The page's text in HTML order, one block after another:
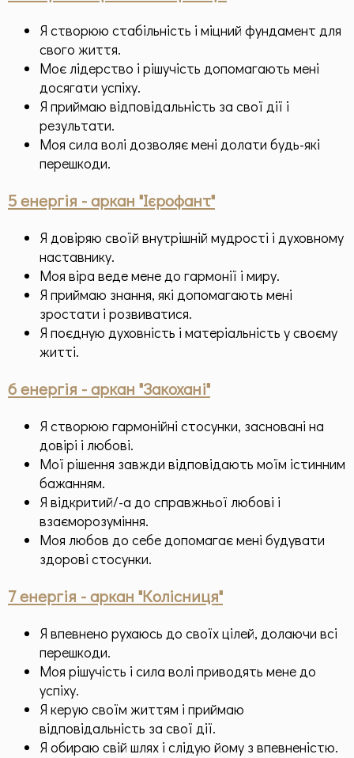
Я створюю стабільність і міцний фундамент для
свого життя.
Моє лідерство і рішучість допомагають мені
досягати успіху.
Я приймаю відповідальність за свої дії і
результати.
Моя сила волі дозволяє мені долати будь-які
перешкоди.
5 енергія - аркан "Ієрофант"
Я довіряю своїй внутрішній мудрості і духовному
наставнику.
Моя віра веде мене до гармонії і миру.
Я приймаю знання, які допомагають мені
зростати і розвиватися.
Я поєдную духовність і матеріальність у своєму
житті.
6 енергія - аркан "Закохані"
Я створюю гармонійні стосунки, засновані на
довірі і любові.
Мої рішення завжди відповідають моїм істинним
бажанням.
Я відкритий/-а до справжньої любові і
взаєморозуміння.
Моя любов до себе допомагає мені будувати
здорові стосунки.
7 енергія - аркан "Колісниця"
Я впевнено рухаюсь до своїх цілей, долаючи всі
перешкоди.
Моя рішучість і сила волі приводять мене до
успіху.
Я керую своїм життям і приймаю
відповідальність за свої дії.
Я обираю свій шлях і слідую йому з впевненістю.